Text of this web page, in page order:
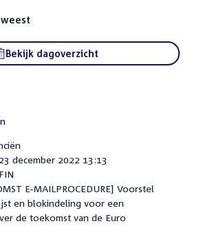
Bekijk dagoverzicht
december 2022 13:13
E-MAILPROCEDURE] Voorstel
en blokindeling voor een
de toekomst van de Euro